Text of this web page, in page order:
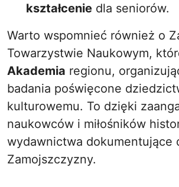
kształcenie dla seniorów.
Warto wspomnieć również o
Towarzystwie Naukowym,
Akademia regionu,
badania poświęcone
kulturowemu. To dzięki
naukowców i miłośników
wydawnictwa dokumentujące
Zamojszczyzny.